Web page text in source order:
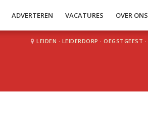
ADVERTEREN VACATURES OVER ONS
LEIDEN · LEIDERDORP · OEGSTGEEST ·